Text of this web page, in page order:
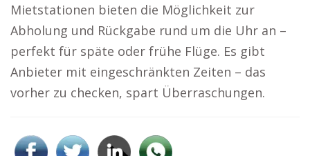
Mietstationen bieten die Möglichkeit zur
Abholung und Rückgabe rund um die Uhr an –
perfekt für späte oder frühe Flüge. Es gibt
Anbieter mit eingeschränkten Zeiten – das
vorher zu checken, spart Überraschungen.